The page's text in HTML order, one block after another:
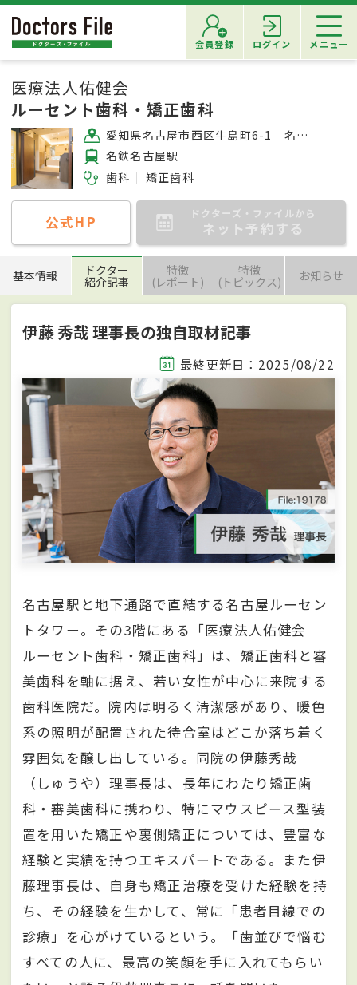
会員登録 ログイン メニュー
医療法人佑健会
ルーセント歯科・矯正歯科
愛知県名古屋市西区牛島町6-1 名古屋ルーセントタワー3階
名鉄名古屋駅
歯科
矯正歯科
公式HP ドクターズ・ファイルから
ネット予約する
基本情報 ドクター
紹介記事
特徴
(レポート)
特徴
(トピックス) お知らせ
伊藤 秀哉 理事長の独自取材記事
最終更新日：2025/08/22
名古屋駅と地下通路で直結する名古屋ルーセン
トタワー。その3階にある「医療法人佑健会
ルーセント歯科・矯正歯科」は、矯正歯科と審
美歯科を軸に据え、若い女性が中心に来院する
歯科医院だ。院内は明るく清潔感があり、暖色
系の照明が配置された待合室はどこか落ち着く
雰囲気を醸し出している。同院の伊藤秀哉
（しゅうや）理事長は、長年にわたり矯正歯
科・審美歯科に携わり、特にマウスピース型装
置を用いた矯正や裏側矯正については、豊富な
経験と実績を持つエキスパートである。また伊
藤理事長は、自身も矯正治療を受けた経験を持
ち、その経験を生かして、常に「患者目線での
診療」を心がけているという。「歯並びで悩む
すべての人に、最高の笑顔を手に入れてもらい